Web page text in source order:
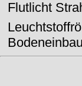
Flutlicht